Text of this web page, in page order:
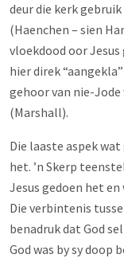
deur die kerk
(Haenchen – sien
vloekdood oor
hier direk
gehoor van nie-
(Marshall).
Die laaste aspek
het. ’n Skerp
Jesus gedoen het en
Die verbintenis
benadruk dat God
God was by sy doop